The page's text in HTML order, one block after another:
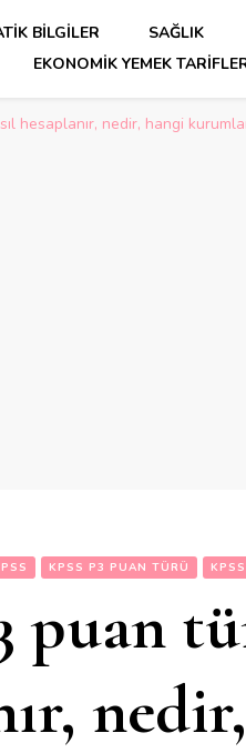
BILGILER SAĞLIK
EKONOMIK YEMEK
hesaplanır, nedir, hangi
KPSS P3 PUAN TÜRÜ
puan